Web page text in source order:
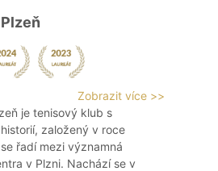
Zobrazit více >>
je tenisový klub s
založený v roce
řadí mezi významná
v Plzni. Nachází se v